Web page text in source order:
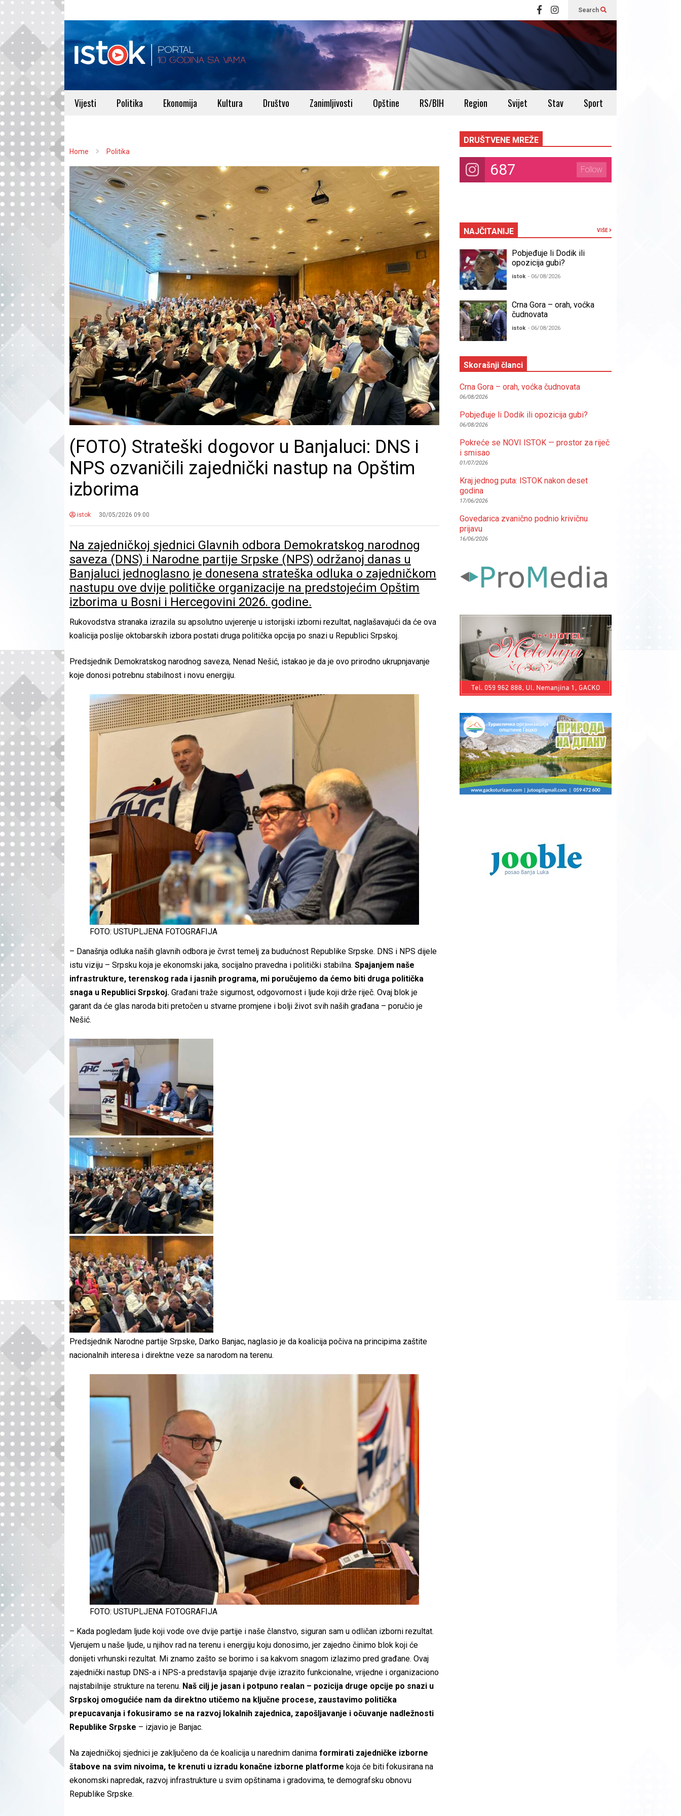
Search
Vijesti Politika Ekonomija Kultura Društvo Zanimljivosti Opštine RS/BIH Region Svijet Stav Sport
Home Politika
(FOTO) Strateški dogovor u Banjaluci: DNS i
NPS ozvaničili zajednički nastup na Opštim
izborima
istok 30/05/2026 09:00
Na zajedničkoj sjednici Glavnih odbora Demokratskog narodnog
saveza (DNS) i Narodne partije Srpske (NPS) održanoj danas u
Banjaluci jednoglasno je donesena strateška odluka o zajedničkom
nastupu ove dvije političke organizacije na predstojećim Opštim
izborima u Bosni i Hercegovini 2026. godine.
Rukovodstva stranaka izrazila su apsolutno uvjerenje u istorijski izborni rezultat, naglašavajući da će ova
koalicija poslije oktobarskih izbora postati druga politička opcija po snazi u Republici Srpskoj.
Predsjednik Demokratskog narodnog saveza, Nenad Nešić, istakao je da je ovo prirodno ukrupnjavanje
koje donosi potrebnu stabilnost i novu energiju.
FOTO: USTUPLJENA FOTOGRAFIJA
– Današnja odluka naših glavnih odbora je čvrst temelj za budućnost Republike Srpske. DNS i NPS dijele
istu viziju – Srpsku koja je ekonomski jaka, socijalno pravedna i politički stabilna. Spajanjem naše
infrastrukture, terenskog rada i jasnih programa, mi poručujemo da ćemo biti druga politička
snaga u Republici Srpskoj. Građani traže sigurnost, odgovornost i ljude koji drže riječ. Ovaj blok je
garant da će glas naroda biti pretočen u stvarne promjene i bolji život svih naših građana – poručio je
Nešić.
Predsjednik Narodne partije Srpske, Darko Banjac, naglasio je da koalicija počiva na principima zaštite
nacionalnih interesa i direktne veze sa narodom na terenu.
FOTO: USTUPLJENA FOTOGRAFIJA
– Kada pogledam ljude koji vode ove dvije partije i naše članstvo, siguran sam u odličan izborni rezultat.
Vjerujem u naše ljude, u njihov rad na terenu i energiju koju donosimo, jer zajedno činimo blok koji će
donijeti vrhunski rezultat. Mi znamo zašto se borimo i sa kakvom snagom izlazimo pred građane. Ovaj
zajednički nastup DNS-a i NPS-a predstavlja spajanje dvije izrazito funkcionalne, vrijedne i organizaciono
najstabilnije strukture na terenu. Naš cilj je jasan i potpuno realan – pozicija druge opcije po snazi u
Srpskoj omogućiće nam da direktno utičemo na ključne procese, zaustavimo politička
prepucavanja i fokusiramo se na razvoj lokalnih zajednica, zapošljavanje i očuvanje nadležnosti
Republike Srpske – izjavio je Banjac.
Na zajedničkoj sjednici je zaključeno da će koalicija u narednim danima formirati zajedničke izborne
štabove na svim nivoima, te krenuti u izradu konačne izborne platforme koja će biti fokusirana na
ekonomski napredak, razvoj infrastrukture u svim opštinama i gradovima, te demografsku obnovu
Republike Srpske.
DRUŠTVENE MREŽE
687 Follow
NAJČITANIJE VIŠE
Pobjeđuje li Dodik ili
opozicija gubi?
istok - 06/08/2026
Crna Gora – orah, voćka
čudnovata
istok - 06/08/2026
Skorašnji članci
Crna Gora – orah, voćka čudnovata
06/08/2026
Pobjeđuje li Dodik ili opozicija gubi?
06/08/2026
Pokreće se NOVI ISTOK — prostor za riječ
i smisao
01/07/2026
Kraj jednog puta: ISTOK nakon deset
godina
17/06/2026
Govedarica zvanično podnio krivičnu
prijavu
16/06/2026